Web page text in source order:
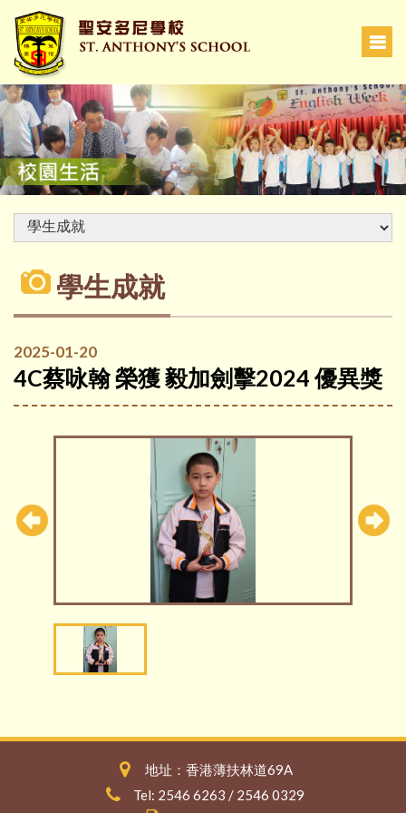
學生成就
2025-01-20
4C蔡咏翰 榮獲 毅加劍擊2024 優異獎
地址：香港薄扶林道69A
Tel: 2546 6263 / 2546 0329